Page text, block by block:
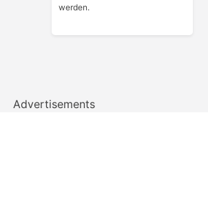
werden.
Advertisements